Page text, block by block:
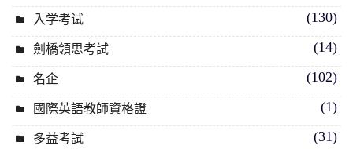
入学考试 (130)
劍橋領思考試 (14)
名企 (102)
國際英語教師資格證 (1)
多益考試 (31)